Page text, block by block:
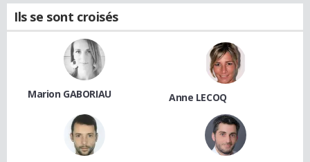
Ils se sont croisés
Marion GABORIAU Anne LECOQ